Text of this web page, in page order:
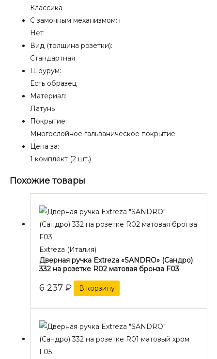
Классика
С замочным механизмом: i
Нет
Вид (толщина розетки):
Стандартная
Шоурум:
Есть образец
Материал:
Латунь
Покрытие:
Многослойное гальваническое покрытие
Цена за:
1 комплект (2 шт.)
Похожие товары
Extreza (Италия)
Дверная ручка Extreza «SANDRO» (Сандро)
332 на розетке R02 матовая бронза F03
6 237 ₽ В корзину